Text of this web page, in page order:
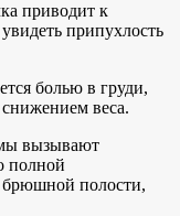
приводит к
припухлость
болью в груди,
веса.
вызывают
полной
брюшной полости,